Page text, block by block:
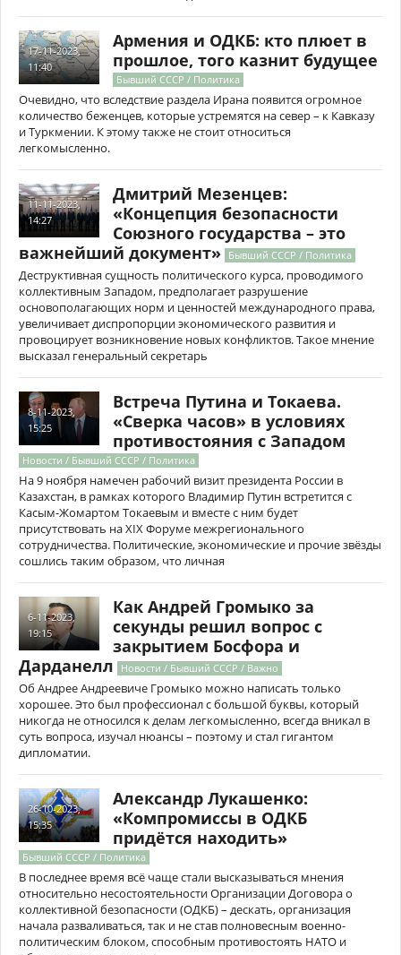
17-11-2023,
11:40
Армения и ОДКБ: кто плюет в
прошлое, того казнит будущее
Бывший СССР / Политика
Очевидно, что вследствие раздела Ирана появится огромное
количество беженцев, которые устремятся на север – к Кавказу
и Туркмении. К этому также не стоит относиться
легкомысленно.
11-11-2023,
14:27
Дмитрий Мезенцев:
«Концепция безопасности
Союзного государства – это
важнейший документ» Бывший СССР / Политика
Деструктивная сущность политического курса, проводимого
коллективным Западом, предполагает разрушение
основополагающих норм и ценностей международного права,
увеличивает диспропорции экономического развития и
провоцирует возникновение новых конфликтов. Такое мнение
высказал генеральный секретарь
8-11-2023,
15:25
Встреча Путина и Токаева.
«Сверка часов» в условиях
противостояния с Западом
Новости / Бывший СССР / Политика
На 9 ноября намечен рабочий визит президента России в
Казахстан, в рамках которого Владимир Путин встретится с
Касым-Жомартом Токаевым и вместе с ним будет
присутствовать на XIX Форуме межрегионального
сотрудничества. Политические, экономические и прочие звёзды
сошлись таким образом, что личная
6-11-2023,
19:15
Как Андрей Громыко за
секунды решил вопрос с
закрытием Босфора и
Дарданелл
Новости / Бывший СССР / Важно
Об Андрее Андреевиче Громыко можно написать только
хорошее. Это был профессионал с большой буквы, который
никогда не относился к делам легкомысленно, всегда вникал в
суть вопроса, изучал нюансы – поэтому и стал гигантом
дипломатии.
26-10-2023,
15:35
Александр Лукашенко:
«Компромиссы в ОДКБ
придётся находить»
Бывший СССР / Политика
В последнее время всё чаще стали высказываться мнения
относительно несостоятельности Организации Договора о
коллективной безопасности (ОДКБ) – дескать, организация
начала разваливаться, так и не став полновесным военно-
политическим блоком, способным противостоять НАТО и